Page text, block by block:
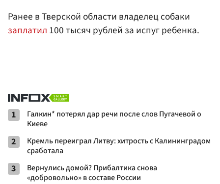
Ранее в Тверской области владелец собаки
заплатил100 тысяч рублей за испуг ребенка.
1
Галкин* потерял дар речи после слов Пугачевой о
Киеве
2
Кремль переиграл Литву: хитрость с Калининградом
сработала
3
Вернулись домой? Прибалтика снова
«добровольно» в составе России